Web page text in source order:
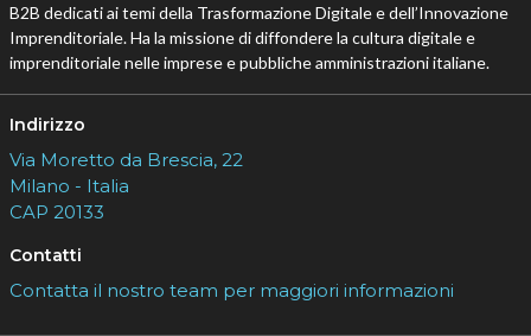
B2B dedicati ai temi della Trasformazione Digitale e dell’Innovazione
Imprenditoriale. Ha la missione di diffondere la cultura digitale e
imprenditoriale nelle imprese e pubbliche amministrazioni italiane.
Indirizzo
Via Moretto da Brescia, 22
Milano - Italia
CAP 20133
Contatti
Contatta il nostro team per maggiori informazioni